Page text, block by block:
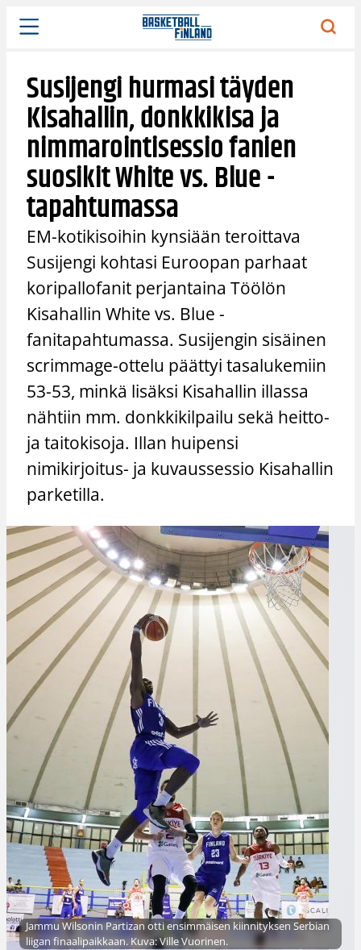
Siirry
sisältöön
Susijengi hurmasi täyden
Kisahallin, donkkikisa ja
nimmarointisessio fanien
suosikit White vs. Blue -
tapahtumassa
EM-kotikisoihin kynsiään teroittava
Susijengi kohtasi Euroopan parhaat
koripallofanit perjantaina Töölön
Kisahallin White vs. Blue -
fanitapahtumassa. Susijengin sisäinen
scrimmage-ottelu päättyi tasalukemiin
53-53, minkä lisäksi Kisahallin illassa
nähtiin mm. donkkikilpailu sekä heitto-
ja taitokisoja. Illan huipensi
nimikirjoitus- ja kuvaussessio Kisahallin
parketilla.
Jammu Wilsonin Partizan otti ensimmäisen kiinnityksen Serbian
liigan finaalipaikkaan. Kuva: Ville Vuorinen.